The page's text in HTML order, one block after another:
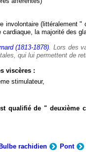
involontaire (littéralement
la majorité des
(1813-1878). Lors des
qui lui permettent de
viscères :
stimulateur,
qualifié de " deuxième
Bulbe rachidien Pont